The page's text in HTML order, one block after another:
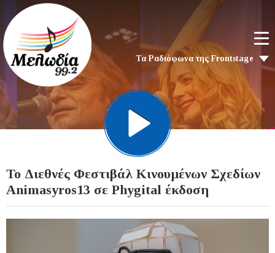
Τα Ραδιόφωνα της Frontstage
To Διεθνές Φεστιβάλ Κινουμένων Σχεδίων
Animasyros13 σε Phygital έκδοση